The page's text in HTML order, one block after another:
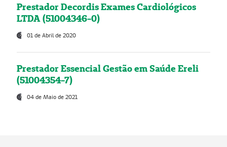
Prestador Decordis Exames Cardiológicos
LTDA (51004346-0)
01 de Abril de 2020
Prestador Essencial Gestão em Saúde Ereli
(51004354-7)
04 de Maio de 2021